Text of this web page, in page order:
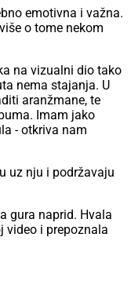
emotivna i važna.
o tome nekom
na vizualni dio tako
nema stajanja. U
aranžmane, te
Imam jako
- otkriva nam
uz nju i podržavaju
gura naprid. Hvala
video i prepoznala